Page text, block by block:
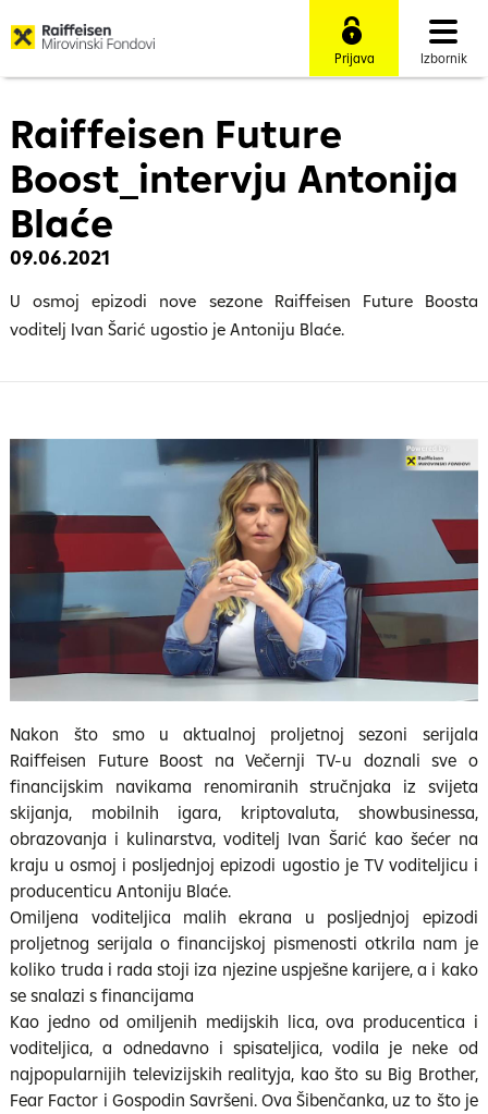
Izbornik
Prijava
Raiffeisen Future
Boost_intervju Antonija
Blaće
09.06.2021
U osmoj epizodi nove sezone Raiffeisen Future Boosta
voditelj Ivan Šarić ugostio je Antoniju Blaće.
Nakon što smo u aktualnoj proljetnoj sezoni serijala
Raiffeisen Future Boost na Večernji TV-u doznali sve o
financijskim navikama renomiranih stručnjaka iz svijeta
skijanja, mobilnih igara, kriptovaluta, showbusinessa,
obrazovanja i kulinarstva, voditelj Ivan Šarić kao šećer na
kraju u osmoj i posljednjoj epizodi ugostio je TV voditeljicu i
producenticu Antoniju Blaće.
Omiljena voditeljica malih ekrana u posljednjoj epizodi
proljetnog serijala o financijskoj pismenosti otkrila nam je
koliko truda i rada stoji iza njezine uspješne karijere, a i kako
se snalazi s financijama
Kao jedno od omiljenih medijskih lica, ova producentica i
voditeljica, a odnedavno i spisateljica, vodila je neke od
najpopularnijih televizijskih realityja, kao što su Big Brother,
Fear Factor i Gospodin Savršeni. Ova Šibenčanka, uz to što je